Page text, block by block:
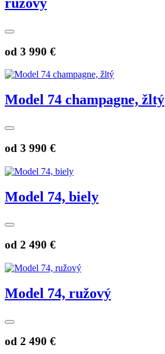
od 3 990 €
Model 74 champagne, žltý
od 3 990 €
Model 74, biely
od 2 490 €
Model 74, ružový
od 2 490 €